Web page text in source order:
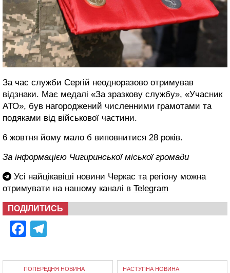
За час служби Сергій неодноразово отримував
відзнаки. Має медалі «За зразкову службу», «Учасник
АТО», був нагороджений численними грамотами та
подяками від військової частини.
6 жовтня йому мало б виповнитися 28 років.
За інформацією Чигиринської міської громади
Усі найцікавіші новини Черкас та регіону можна
отримувати на нашому каналі в Telegram
ПОДІЛИТИСЬ
Facebook
ПОПЕРЕДНЯ НОВИНА НАСТУПНА НОВИНА